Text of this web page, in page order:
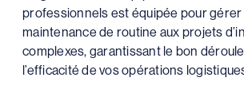
professionnels est équipée pour gérer
maintenance de routine aux projets
complexes, garantissant le bon
l’efficacité de vos opérations